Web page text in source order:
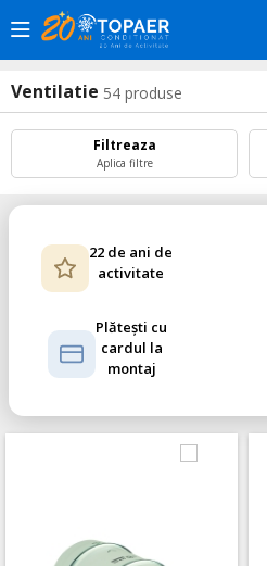
Ventilatie 54 produse
Filtreaza
Aplica filtre
22 de ani de
activitate
Plătești cu
cardul la
montaj